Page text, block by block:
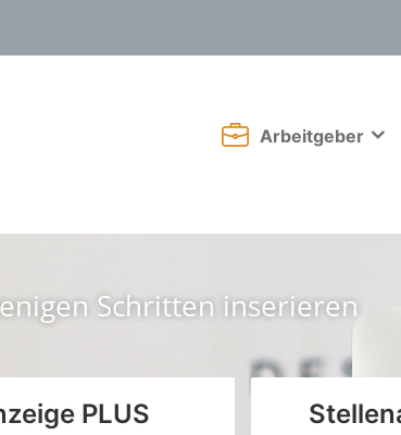
Arbeitgeber
Schritten inserieren
PLUS